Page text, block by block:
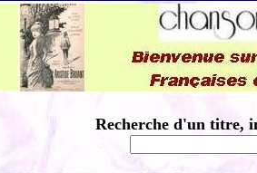
Recherche d'un titre,